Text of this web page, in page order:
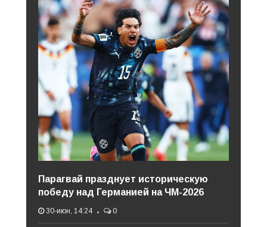
Парагвай празднует историческую
победу над Германией на ЧМ-2026
30-июн, 14:24 0